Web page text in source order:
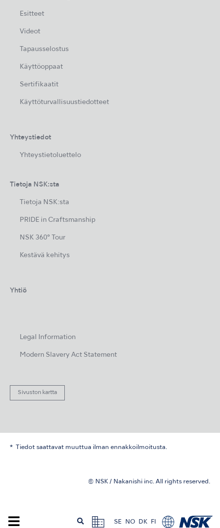
SE NO DK FI
Esitteet
Videot
Tapausselostus
Käyttöoppaat
Sertifikaatit
Käyttöturvallisuustiedotteet
Yhteystiedot
Yhteystietoluettelo
Tietoja NSK:sta
Tietoja NSK:sta
PRIDE in Craftsmanship
NSK 360° Tour
Kestävä kehitys
Yhtiö
Legal Information
Modern Slavery Act Statement
Sivuston kartta
Tiedot saattavat muuttua ilman ennakkoilmoitusta.
© NSK / Nakanishi inc. All rights reserved.